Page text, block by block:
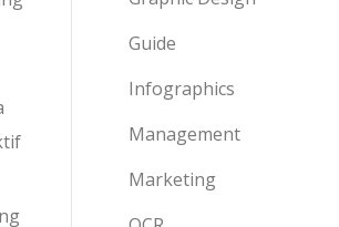
Guide
Infographics
Management
Marketing